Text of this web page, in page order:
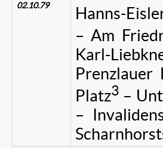
02.10.79
Hanns-
– Am
Karl-
Prenzlauer
Platz3 –
–